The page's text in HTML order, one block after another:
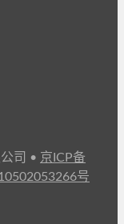
司 • 京ICP备
号